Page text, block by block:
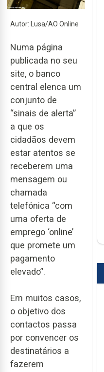
Autor: Lusa/AO Online
Numa página
publicada no seu
site, o banco
central elenca um
conjunto de
“sinais de alerta”
a que os
cidadãos devem
estar atentos se
receberem uma
mensagem ou
chamada
telefónica “com
uma oferta de
emprego ‘online’
que promete um
pagamento
elevado”.
Em muitos casos,
o objetivo dos
contactos passa
por convencer os
destinatários a
fazerem